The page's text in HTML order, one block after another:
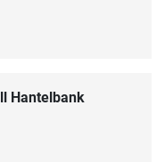
Hantelbank